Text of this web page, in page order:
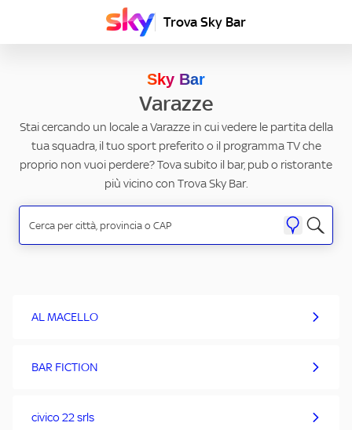
Trova Sky Bar
Sky Bar
Varazze
Stai cercando un locale a Varazze in cui vedere le partita della
tua squadra, il tuo sport preferito o il programma TV che
proprio non vuoi perdere? Tova subito il bar, pub o ristorante
più vicino con Trova Sky Bar.
AL MACELLO
BAR FICTION
civico 22 srls